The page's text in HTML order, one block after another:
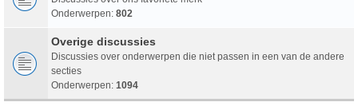
Onderwerpen: 802
Overige discussies
Discussies over onderwerpen die niet passen in een van de andere
secties
Onderwerpen: 1094